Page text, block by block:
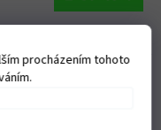
procházením tohoto